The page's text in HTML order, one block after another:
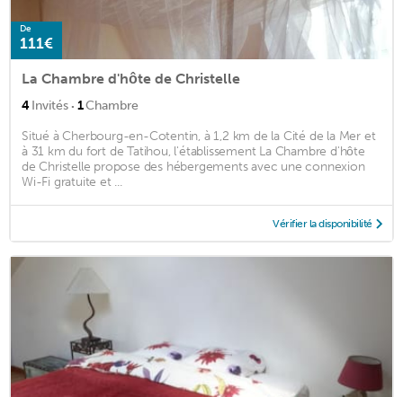
De
111€
La Chambre d'hôte de Christelle
4Invités · 1Chambre
Situé à Cherbourg-en-Cotentin, à 1,2 km de la Cité de la Mer et
à 31 km du fort de Tatihou, l'établissement La Chambre d'hôte
de Christelle propose des hébergements avec une connexion
Wi-Fi gratuite et ...
Vérifier la disponibilité